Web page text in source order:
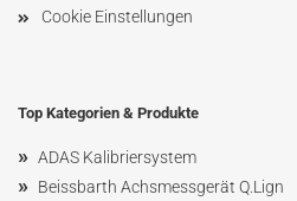
Cookie Einstellungen
Top Kategorien & Produkte
» ADAS Kalibriersystem
» Beissbarth Achsmessgerät Q.Lign